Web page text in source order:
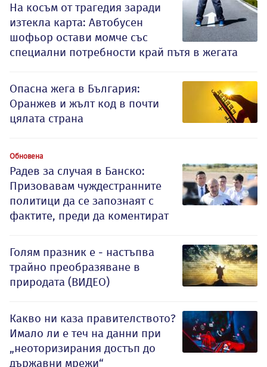
На косъм от трагедия заради
изтекла карта: Автобусен
шофьор остави момче със
специални потребности край пътя в жегата
Опасна жега в България:
Оранжев и жълт код в почти
цялата страна
Обновена
Радев за случая в Банско:
Призовавам чуждестранните
политици да се запознаят с
фактите, преди да коментират
Голям празник е - настъпва
трайно преобразяване в
природата (ВИДЕО)
Какво ни каза правителството?
Имало ли е теч на данни при
„неоторизирания достъп до
държавни мрежи“